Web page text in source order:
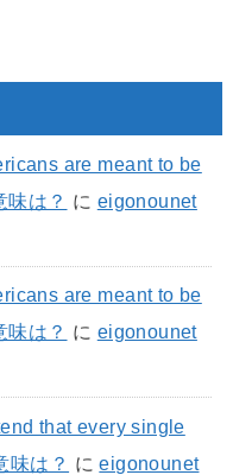
are meant to be
は？ に eigonounet
are meant to be
は？ に eigonounet
that every single
味は？ にeigonounet